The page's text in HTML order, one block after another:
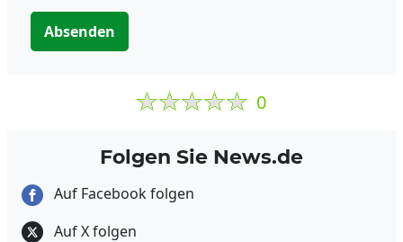
Absenden
0
Folgen Sie News.de
Auf Facebook folgen
Auf X folgen